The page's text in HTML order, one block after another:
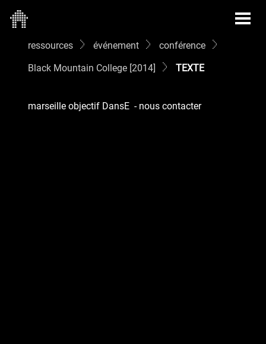
ressources événement
conférence
Black Mountain College [2014]
TEXTE
marseille objectif DansE - nous contacter